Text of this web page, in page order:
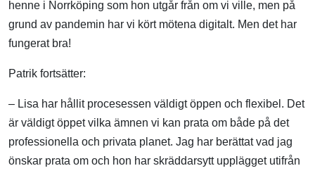
henne i Norrköping som hon utgår från om vi ville, men på
grund av pandemin har vi kört mötena digitalt. Men det har
fungerat bra!
Patrik fortsätter:
– Lisa har hållit procesessen väldigt öppen och flexibel. Det
är väldigt öppet vilka ämnen vi kan prata om både på det
professionella och privata planet. Jag har berättat vad jag
önskar prata om och hon har skräddarsytt upplägget utifrån